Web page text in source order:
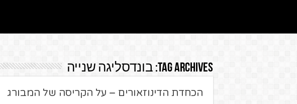
Tag Archives: בונדסליגה שנייה
הכחדת הדינוזאורים – על הקריסה של המבורג